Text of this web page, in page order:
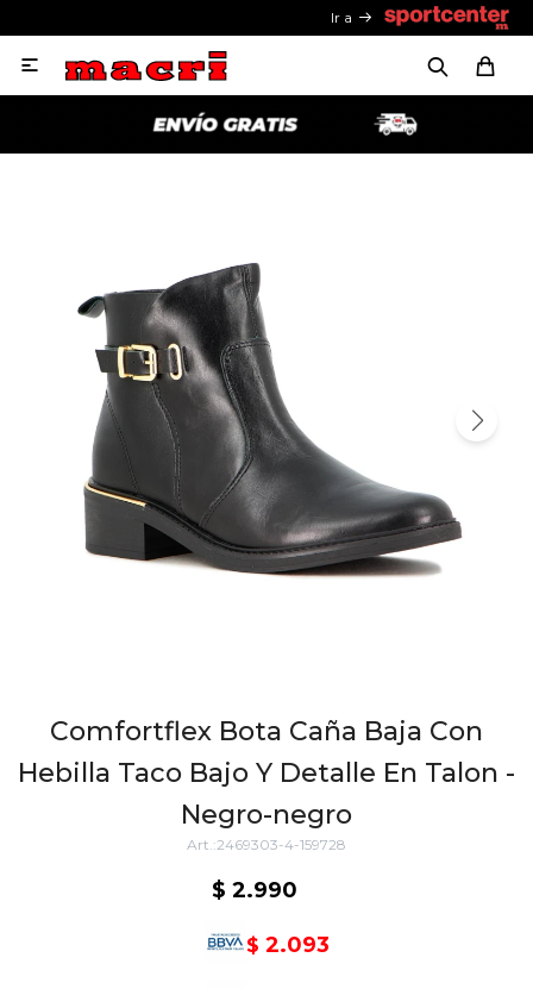
Ir a

Comfortflex Bota Caña Baja Con
Hebilla Taco Bajo Y Detalle En Talon -
Negro-negro
2469303-4-159728
$ 2.990
$ 2.093